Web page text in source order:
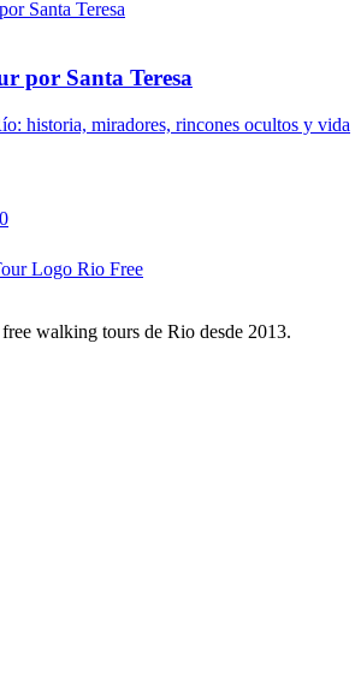
por Santa Teresa
historia, miradores, rincones ocultos y vida
Rio Free
walking tours de Rio desde 2013.